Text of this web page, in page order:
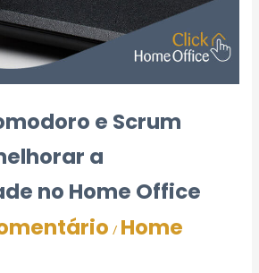
e Scrum
a
no Home Office
/ Home